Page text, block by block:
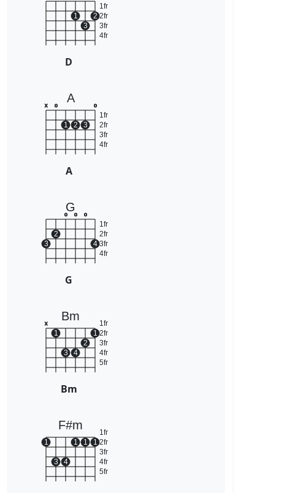
1fr
2fr
3fr
4fr
1
3
2
D
A
1fr
2fr
3fr
4fr
x o
1 2 3
o
A
G
1fr
2fr
3fr
4fr
3
2
o o o
4
G
Bm
1fr
2fr
3fr
4fr
5fr
x
1
3 4
2
1
Bm
F#m
1fr
2fr
3fr
4fr
5fr
1
3 4
1 1 1